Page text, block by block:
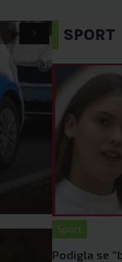
N
e
t
SPORT
Sport
Podigla se